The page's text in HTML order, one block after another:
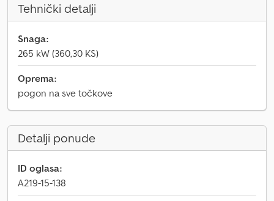
Tehnički detalji
Snaga:
265 kW (360,30 KS)
Oprema:
pogon na sve točkove
Detalji ponude
ID oglasa:
A219-15-138